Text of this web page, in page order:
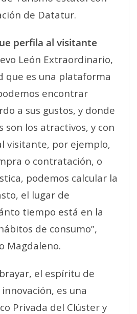
de Datatur.
perfila al visitante
León Extraordinario,
que es una plataforma
encontrar
a sus gustos, y donde
son los atractivos, y con
visitante, por ejemplo,
o contratación, o
podemos calcular la
el lugar de
tiempo está en la
de consumo”,
Magdaleno.
el espíritu de
es una
Privada del Clúster y